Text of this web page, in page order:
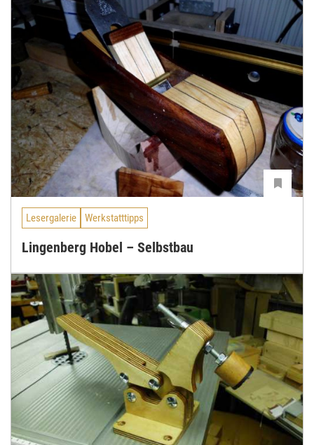
Lesergalerie Werkstatttipps
Lingenberg Hobel – Selbstbau